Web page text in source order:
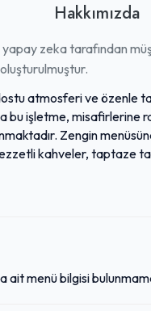
Hakkımızda
zeka tarafından
atmosferi ve özenle
bu işletme, misafirlerine
Zengin
kahveler, taptaze
seçenekleri büyük
ve kaliteli seçenekleriyle,
sağlar. Üniversiteye
ait menü bilgisi